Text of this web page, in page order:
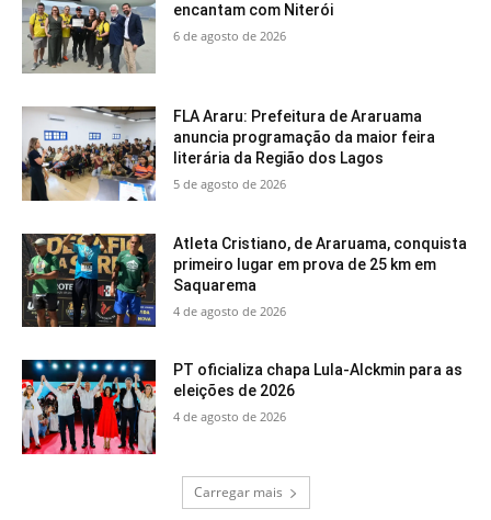
encantam com Niterói
6 de agosto de 2026
FLA Araru: Prefeitura de Araruama
anuncia programação da maior feira
literária da Região dos Lagos
5 de agosto de 2026
Atleta Cristiano, de Araruama, conquista
primeiro lugar em prova de 25 km em
Saquarema
4 de agosto de 2026
PT oficializa chapa Lula-Alckmin para as
eleições de 2026
4 de agosto de 2026
Carregar mais